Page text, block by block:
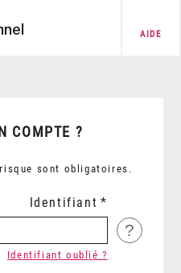
AIDE
COMPTE ?
sont obligatoires.
Identifiant
?
Identifiant oublié ?